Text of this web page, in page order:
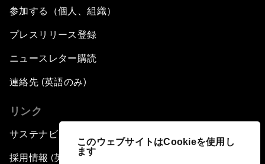
このウェブサイトはCookieを使用し
ます
参加する（個人、組織）
プレスリリース登録
ニュースレター購読
連絡先 (英語のみ)
リンク
サステナビリティへの取り組み
採用情報 (英語のみ)